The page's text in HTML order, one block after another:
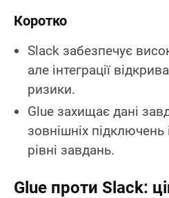
Коротко
Slack забезпечує
але інтеграції
ризики.
Glue захищає дані
зовнішніх
рівні завдань.
Glue проти Slack: